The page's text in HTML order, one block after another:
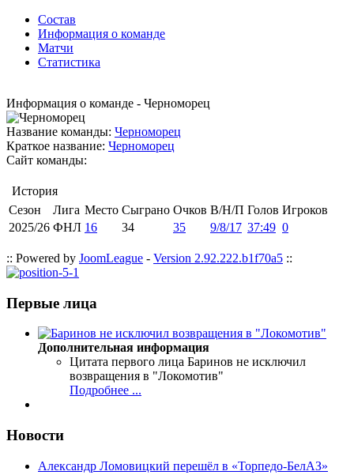
Состав
Информация о команде
Матчи
Статистика
Информация о команде - Черноморец
Название команды: Черноморец
Краткое название: Черноморец
Сайт команды:
История
Сезон
Лига Место Сыграно Очков В/Н/П Голов Игроков
2025/26 ФНЛ 16 34 35 9/8/17 37:49 0
:: Powered by JoomLeague - Version 2.92.222.b1f70a5 ::
Первые лица
Дополнительная информация
Цитата первого лица Баринов не исключил
возвращения в "Локомотив"
Подробнее ...
Новости
Александр Ломовицкий перешёл в «Торпедо-БелАЗ»